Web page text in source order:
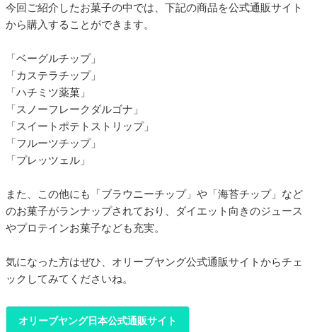
今回ご紹介したお菓子の中では、下記の商品を公式通販サイト
から購入することができます。
「ベーグルチップ」
「カステラチップ」
「ハチミツ薬菓」
「スノーフレークダルゴナ」
「スイートポテトストリップ」
「フルーツチップ」
「プレッツェル」
また、この他にも「ブラウニーチップ」や「海苔チップ」など
のお菓子がランナップされており、ダイエット向きのジュース
やプロテインお菓子なども充実。
気になった方はぜひ、オリーブヤング公式通販サイトからチェ
ックしてみてくださいね。
オリーブヤング日本公式通販サイト